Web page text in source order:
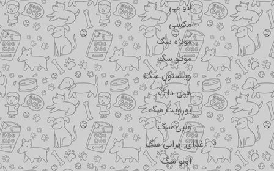
لاو می
مکسی
مونژه سگ
مونلو سگ
وینستون سگ
هپی داگ
یوروپت سگ
ونپی سگ
غذای ایرانی سگ
اونو سگ